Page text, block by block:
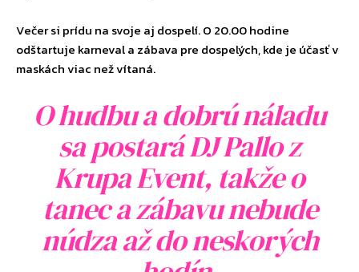
Večer si prídu na svoje aj dospelí. O 20.00 hodine
odštartuje karneval a zábava pre dospelých, kde je účasť v
maskách viac než vítaná.
O hudbu a dobrú náladu
sa postará DJ Pallo z
Krupa Event, takže o
tanec a zábavu nebude
núdza až do neskorých